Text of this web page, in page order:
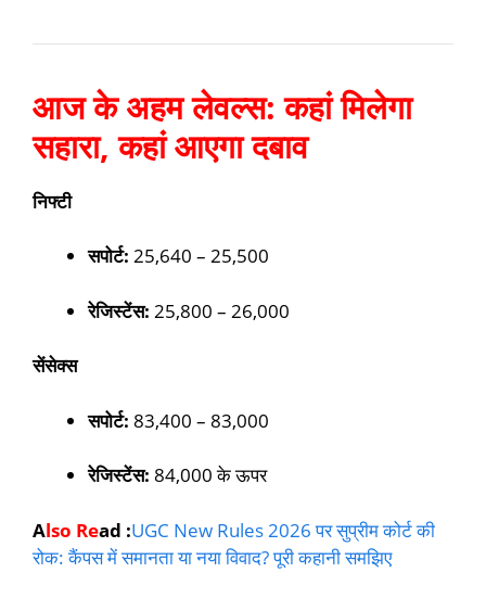
आज के अहम लेवल्स: कहां मिलेगा
सहारा, कहां आएगा दबाव
निफ्टी
सपोर्ट: 25,640 – 25,500
रेजिस्टेंस: 25,800 – 26,000
सेंसेक्स
सपोर्ट: 83,400 – 83,000
रेजिस्टेंस: 84,000 के ऊपर
Also Read :UGC New Rules 2026 पर सुप्रीम कोर्ट की
रोक: कैंपस में समानता या नया विवाद? पूरी कहानी समझिए